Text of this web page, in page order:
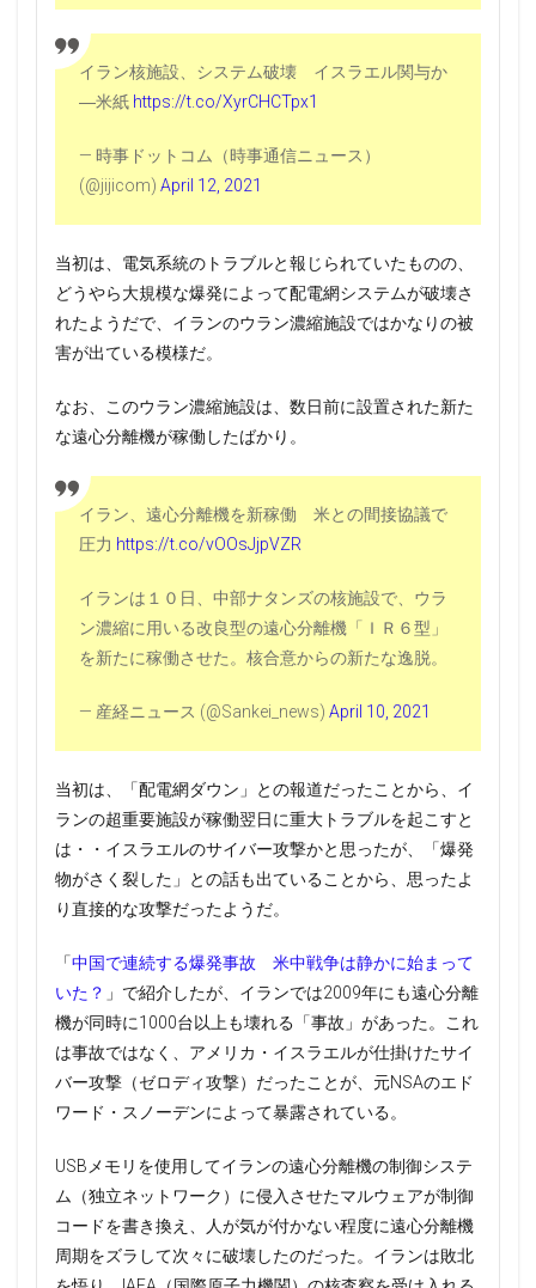
イラン核施設、システム破壊 イスラエル関与か
―米紙 https://t.co/XyrCHCTpx1
— 時事ドットコム（時事通信ニュース）
(@jijicom) April 12, 2021
当初は、電気系統のトラブルと報じられていたものの、
どうやら大規模な爆発によって配電網システムが破壊さ
れたようだで、イランのウラン濃縮施設ではかなりの被
害が出ている模様だ。
なお、このウラン濃縮施設は、数日前に設置された新た
な遠心分離機が稼働したばかり。
イラン、遠心分離機を新稼働 米との間接協議で
圧力 https://t.co/vOOsJjpVZR
イランは１０日、中部ナタンズの核施設で、ウラ
ン濃縮に用いる改良型の遠心分離機「ＩＲ６型」
を新たに稼働させた。核合意からの新たな逸脱。
— 産経ニュース (@Sankei_news) April 10, 2021
当初は、「配電網ダウン」との報道だったことから、イ
ランの超重要施設が稼働翌日に重大トラブルを起こすと
は・・イスラエルのサイバー攻撃かと思ったが、「爆発
物がさく裂した」との話も出ていることから、思ったよ
り直接的な攻撃だったようだ。
「中国で連続する爆発事故 米中戦争は静かに始まって
いた？ 」で紹介したが、イランでは2009年にも遠心分離
機が同時に1000台以上も壊れる「事故」があった。これ
は事故ではなく、アメリカ・イスラエルが仕掛けたサイ
バー攻撃（ゼロディ攻撃）だったことが、元NSAのエド
ワード・スノーデンによって暴露されている。
USBメモリを使用してイランの遠心分離機の制御システ
ム（独立ネットワーク）に侵入させたマルウェアが制御
コードを書き換え、人が気が付かない程度に遠心分離機
周期をズラして次々に破壊したのだった。イランは敗北